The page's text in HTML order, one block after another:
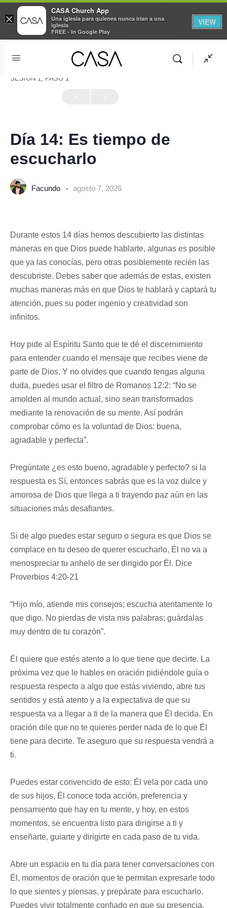
SESIÓN 1, PASO 1
Día 14: Es tiempo de
escucharlo
Facundo agosto 7, 2026
Durante estos 14 días hemos descubierto las distintas
maneras en que Dios puede hablarte, algunas es posible
que ya las conocías, pero otras posiblemente recién las
descubriste. Debes saber que además de estas, existen
muchas maneras más en que Dios te hablará y captará tu
atención, pues su poder ingenio y creatividad son
inﬁnitos.
Hoy pide al Espíritu Santo que te dé el discernimiento
para entender cuando el mensaje que recibes viene de
parte de Dios. Y no olvides que cuando tengas alguna
duda, puedes usar el ﬁltro de Romanos 12:2: “No se
amolden al mundo actual, sino sean transformados
mediante la renovación de su mente. Así podrán
comprobar cómo es la voluntad de Dios: buena,
agradable y perfecta”.
Pregúntate ¿es esto bueno, agradable y perfecto? si la
respuesta es Sí, entonces sabrás que es la voz dulce y
amorosa de Dios que llega a ti trayendo paz aún en las
situaciones más desaﬁantes.
Si de algo puedes estar seguro o segura es que Dios se
complace en tu deseo de querer escucharlo, Él no va a
menospreciar tu anhelo de ser dirigido por Él. Dice
Proverbios 4:20-21
“Hijo mío, atiende mis consejos; escucha atentamente lo
que digo. No pierdas de vista mis palabras; guárdalas
muy dentro de tu corazón”.
Él quiere que estés atento a lo que tiene que decirte. La
próxima vez que le hables en oración pidiéndole guía o
respuesta respecto a algo que estás viviendo, abre tus
sentidos y está atento y a la expectativa de que su
respuesta va a llegar a ti de la manera que Él decida. En
oración dile que no te quieres perder nada de lo que Él
tiene para decirte. Te aseguro que su respuesta vendrá a
ti.
Puedes estar convencido de esto: Él vela por cada uno
de sus hijos, Él conoce toda acción, preferencia y
pensamiento que hay en tu mente, y hoy, en estos
momentos, se encuentra listo para dirigirse a ti y
enseñarte, guiarte y dirigirte en cada paso de tu vida.
Abre un espacio en tu día para tener conversaciones con
Él, momentos de oración que te permitan expresarle todo
lo que sientes y piensas, y prepárate para escucharlo.
Puedes vivir totalmente conﬁado en que su presencia,
×
CASA Church App
Una iglesia para quienes nunca irían a una
iglesia
FREE - In Google Play
VIEW